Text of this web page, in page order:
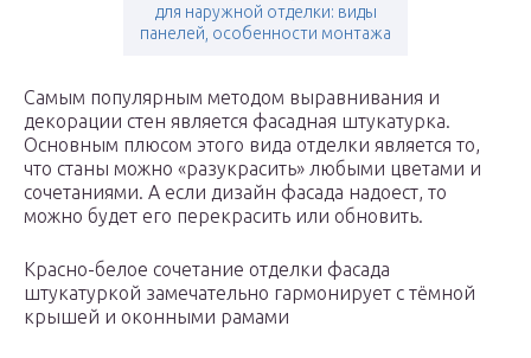
для наружной отделки: виды
панелей, особенности монтажа
Самым популярным методом выравнивания и
декорации стен является фасадная штукатурка.
Основным плюсом этого вида отделки является то,
что станы можно «разукрасить» любыми цветами и
сочетаниями. А если дизайн фасада надоест, то
можно будет его перекрасить или обновить.
Красно-белое сочетание отделки фасада
штукатуркой замечательно гармонирует с тёмной
крышей и оконными рамами